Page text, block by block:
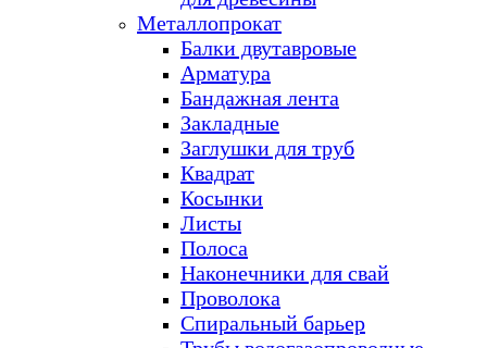
Металлопрокат
Балки двутавровые
Арматура
Бандажная лента
Закладные
Заглушки для труб
Квадрат
Косынки
Листы
Полоса
Наконечники для свай
Проволока
Спиральный барьер